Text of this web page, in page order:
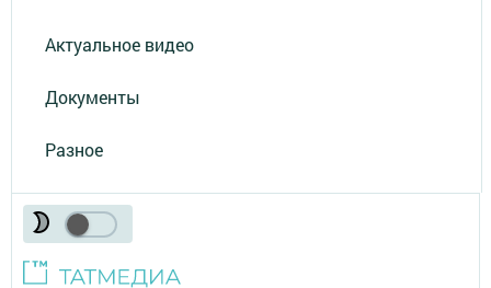
Актуальное видео
Документы
Разное